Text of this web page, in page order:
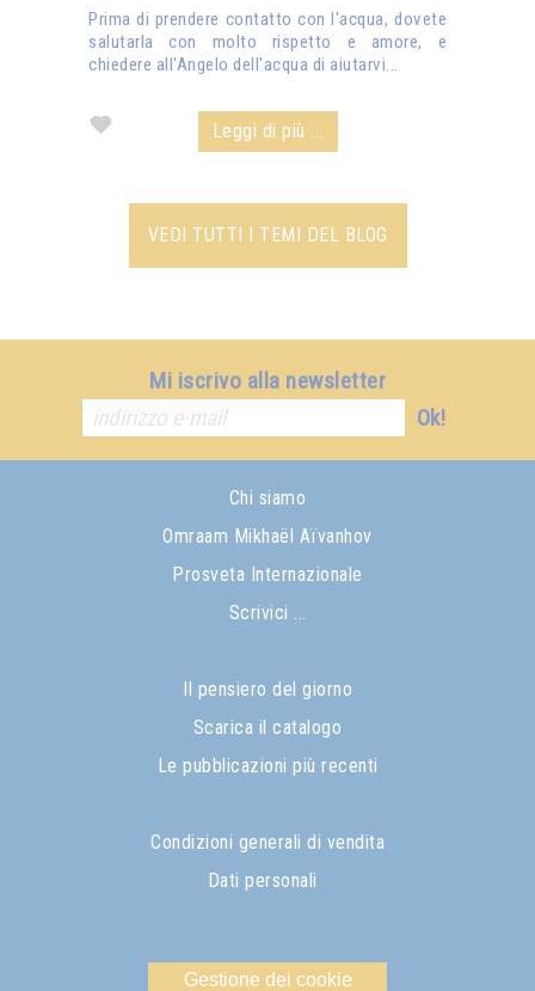
Prima di prendere contatto con l'acqua, dovete
salutarla con molto rispetto e amore, e
chiedere all'Angelo dell'acqua di aiutarvi...
Leggi di più ...
VEDI TUTTI I TEMI DEL BLOG
Mi iscrivo alla newsletter
Ok!
Chi siamo
Omraam Mikhaël Aïvanhov
Prosveta Internazionale
Scrivici ...
Il pensiero del giorno
Scarica il catalogo
Le pubblicazioni più recenti
Condizioni generali di vendita
Dati personali
Gestione dei cookie